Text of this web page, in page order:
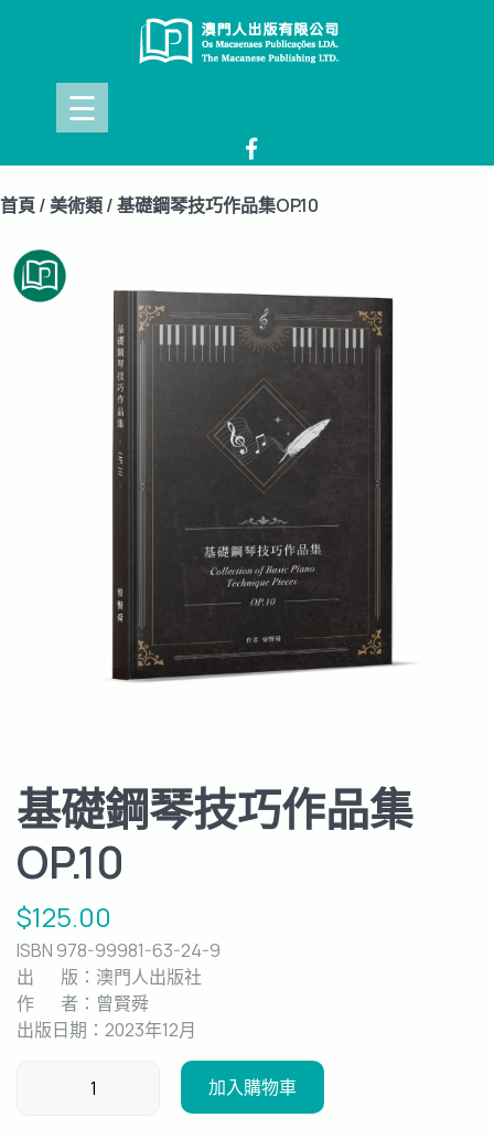
☰
首頁/ 美術類/ 基礎鋼琴技巧作品集OP.10
基礎鋼琴技巧作品集
OP.10
$125.00
ISBN 978-99981-63-24-9
出 版：澳門人出版社
作 者：曾賢舜
出版日期：2023年12月
加入購物車